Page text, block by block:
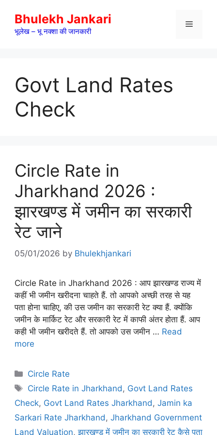
content
Bhulekh Jankari
भूलेख – भू नक्शा की जानकारी
Menu
Govt Land Rates
Check
Circle Rate in
Jharkhand 2026 :
झारखण्ड में जमीन का सरकारी
रेट जाने
05/01/2026 by Bhulekhjankari
Circle Rate in Jharkhand 2026 : आप झारखण्ड राज्य में
कहीं भी जमीन खरीदना चाहते हैं. तो आपको अच्छी तरह से यह
पता होना चाहिए, की उस जमीन का सरकारी रेट क्या हैं. क्योंकि
जमीन के मार्किट रेट और सरकारी रेट में काफी अंतर होता हैं. आप
कही भी जमीन खरीदते हैं. तो आपको उस जमीन … Read
more
Categories
Circle Rate
Tags
Circle Rate in Jharkhand , Govt Land Rates
Check, Govt Land Rates Jharkhand , Jamin ka
Sarkari Rate Jharkhand , Jharkhand Government
Land Valuation,झारखण्ड में जमीन का सरकारी रेट कैसे पता